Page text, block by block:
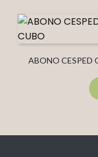
ABONO CESPED